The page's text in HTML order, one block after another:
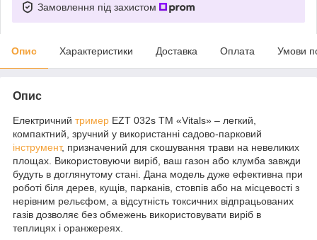
Замовлення під захистом
Опис Характеристики Доставка Оплата Умови
Опис
Електричний тример EZT 032s ТМ «Vitals» – легкий,
компактний, зручний у використанні садово-парковий
інструмент, призначений для скошування трави на невеликих
площах. Використовуючи виріб, ваш газон або клумба завжди
будуть в доглянутому стані. Дана модель дуже ефективна при
роботі біля дерев, кущів, парканів, стовпів або на місцевості з
нерівним рельєфом, а відсутність токсичних відпрацьованих
газів дозволяє без обмежень використовувати виріб в
теплицях і оранжереях.